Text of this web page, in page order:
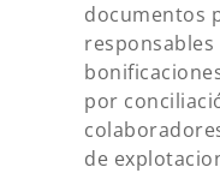
documentos
por
de